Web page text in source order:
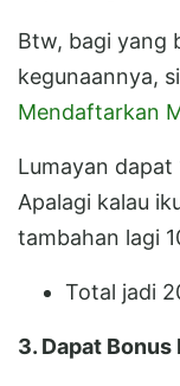
Btw, bagi yang
kegunaannya,
Mendaftarkan
Lumayan dapat
Apalagi kalau
tambahan lagi
Total jadi
3. Dapat Bonus